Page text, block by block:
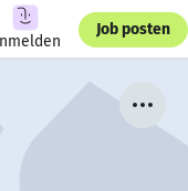
Job posten